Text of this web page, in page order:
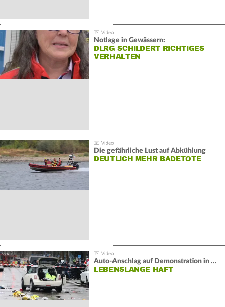
Notlage in Gewässern:
DLRG SCHILDERT RICHTIGES
VERHALTEN
Die gefährliche Lust auf Abkühlung
DEUTLICH MEHR BADETOTE
Auto-Anschlag auf Demonstration in München:
LEBENSLANGE HAFT